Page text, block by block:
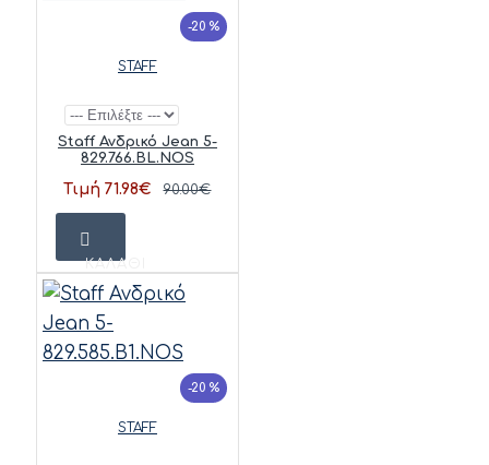
-20 %
STAFF
Staff Ανδρικό Jean 5-
829.766.BL.NOS
Τιμή 71.98€ 90.00€
ΚΑΛΆΘΙ
-20 %
STAFF